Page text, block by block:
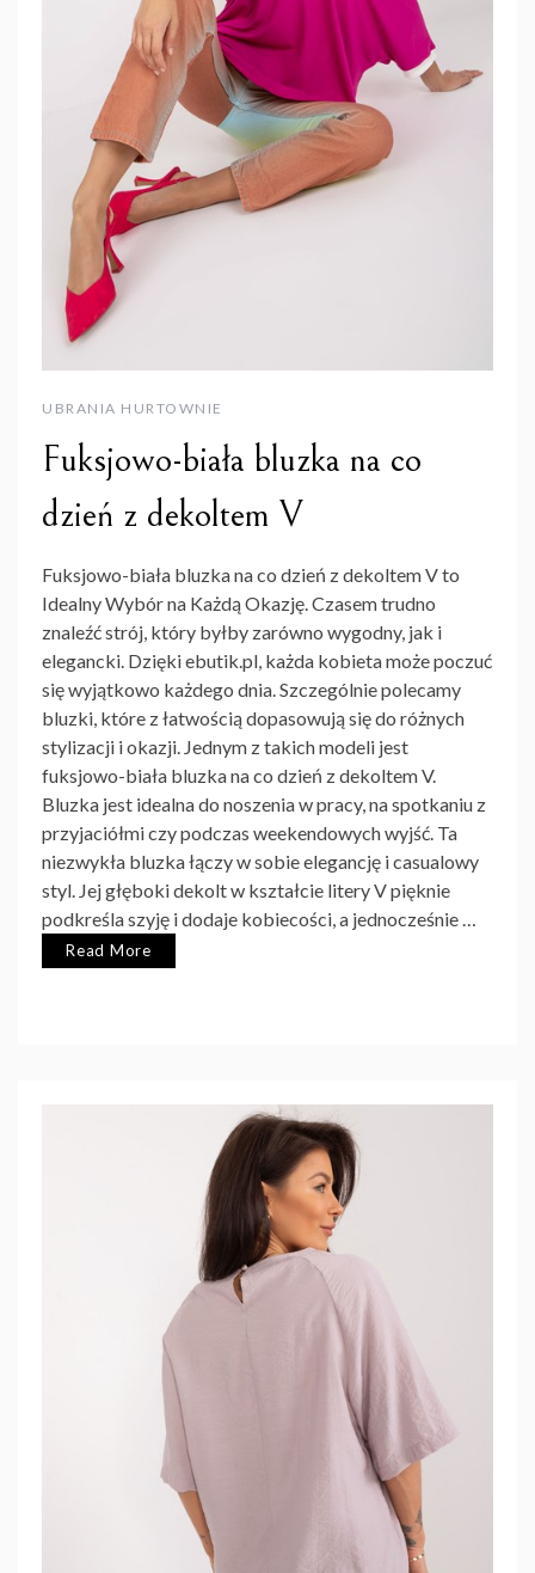
UBRANIA HURTOWNIE
Fuksjowo-biała bluzka na co
dzień z dekoltem V
Fuksjowo-biała bluzka na co dzień z dekoltem V to
Idealny Wybór na Każdą Okazję. Czasem trudno
znaleźć strój, który byłby zarówno wygodny, jak i
elegancki. Dzięki ebutik.pl, każda kobieta może poczuć
się wyjątkowo każdego dnia. Szczególnie polecamy
bluzki, które z łatwością dopasowują się do różnych
stylizacji i okazji. Jednym z takich modeli jest
fuksjowo-biała bluzka na co dzień z dekoltem V.
Bluzka jest idealna do noszenia w pracy, na spotkaniu z
przyjaciółmi czy podczas weekendowych wyjść. Ta
niezwykła bluzka łączy w sobie elegancję i casualowy
styl. Jej głęboki dekolt w kształcie litery V pięknie
podkreśla szyję i dodaje kobiecości, a jednocześnie …
Read More